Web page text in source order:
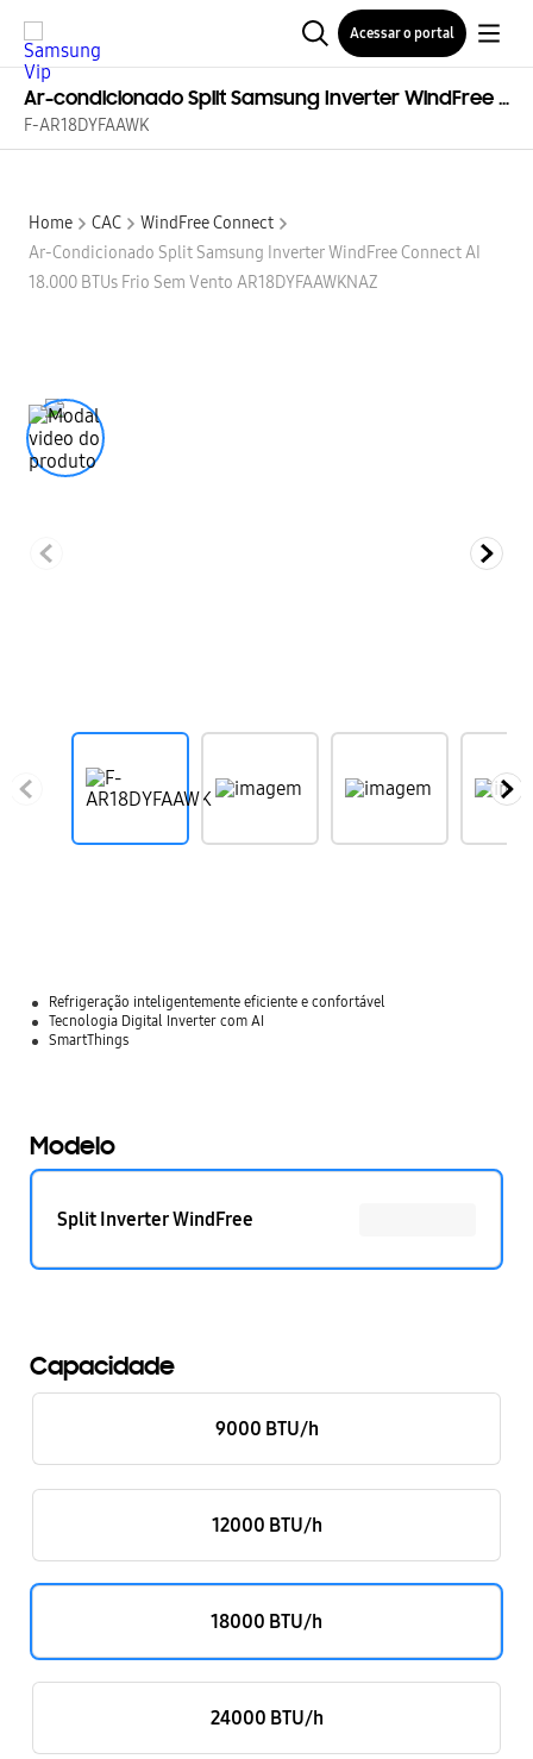
Acessar o portal
Ar-condicionado Split Samsung Inverter WindFree Connect AI 18.000 BTUs Frio Sem Vento AR18DYFAAWKNAZ
F-AR18DYFAAWK
Home CAC
WindFree Connect
Ar-Condicionado Split Samsung Inverter WindFree Connect AI
18.000 BTUs Frio Sem Vento AR18DYFAAWKNAZ
Refrigeração inteligentemente eficiente e confortável
Tecnologia Digital Inverter com AI
SmartThings
Modelo
Split Inverter WindFree
Capacidade
9000 BTU/h
12000 BTU/h
18000 BTU/h
24000 BTU/h